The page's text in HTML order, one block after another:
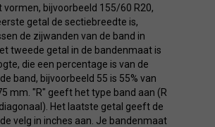
vormen, bijvoorbeeld 155/60 R20,
getal de sectiebreedte is,
de zijwanden van de band in
tweede getal in de bandenmaat is
die een percentage is van de
band, bijvoorbeeld 55 is 55% van
mm. "R" geeft het type band aan (R
Het laatste getal geeft de
velg in inches aan. Je bandenmaat